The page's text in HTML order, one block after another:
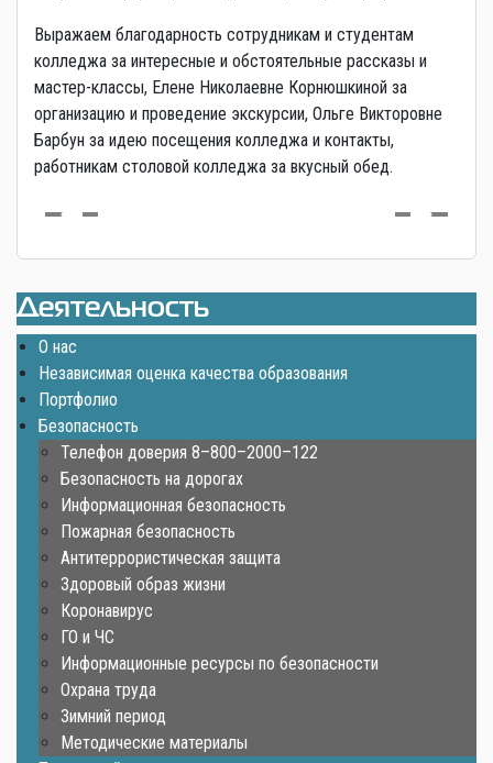
Выражаем благодарность сотрудникам и студентам
колледжа за интересные и обстоятельные рассказы и
мастер-классы, Елене Николаевне Корнюшкиной за
организацию и проведение экскурсии, Ольге Викторовне
Барбун за идею посещения колледжа и контакты,
работникам столовой колледжа за вкусный обед.
Деятельность
О нас
Независимая оценка качества образования
Портфолио
Безопасность
Телефон доверия 8–800–2000–122
Безопасность на дорогах
Информационная безопасность
Пожарная безопасность
Антитеррористическая защита
Здоровый образ жизни
Коронавирус
ГО и ЧС
Информационные ресурсы по безопасности
Охрана труда
Зимний период
Методические материалы